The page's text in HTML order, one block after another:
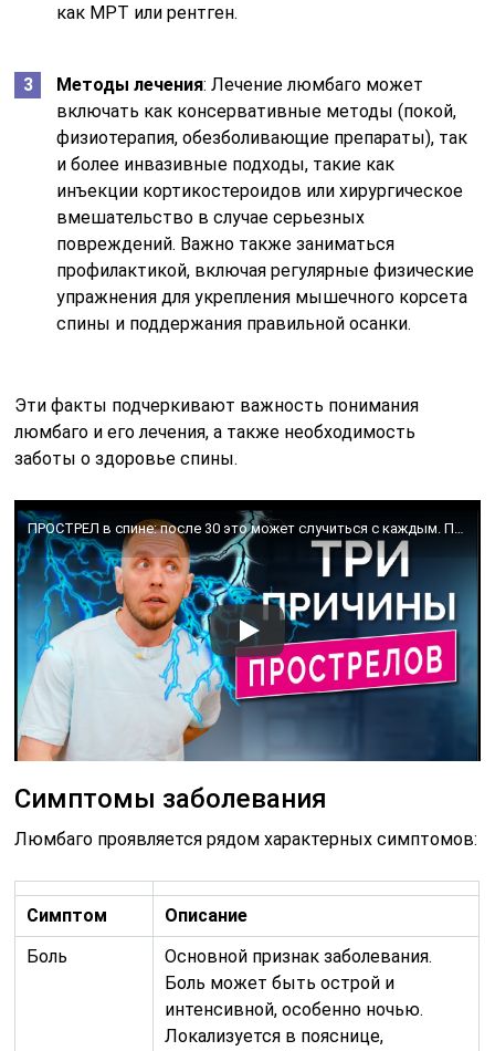
как МРТ или рентген.
Методы лечения: Лечение люмбаго может
включать как консервативные методы (покой,
физиотерапия, обезболивающие препараты), так
и более инвазивные подходы, такие как
инъекции кортикостероидов или хирургическое
вмешательство в случае серьезных
повреждений. Важно также заниматься
профилактикой, включая регулярные физические
упражнения для укрепления мышечного корсета
спины и поддержания правильной осанки.
Эти факты подчеркивают важность понимания
люмбаго и его лечения, а также необходимость
заботы о здоровье спины.
Симптомы заболевания
Люмбаго проявляется рядом характерных симптомов:
Симптом
Описание
Боль
Основной признак заболевания.
Боль может быть острой и
интенсивной, особенно ночью.
Локализуется в пояснице,